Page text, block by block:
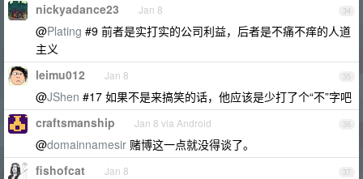
34
nickyadance23 Jan 8
@Plating #9 前者是实打实的公司利益，后者是不痛不痒的人道
主义
35
leimu012 Jan 8
@JShen #17 如果不是来搞笑的话，他应该是少打了个“不”字吧
36
craftsmanship Jan 8 via Android
@domainnamesir 赌博这一点就没得谈了。
37
fishofcat Jan 8